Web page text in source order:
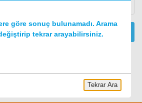
ARA
göre sonuç bulunamadı. Arama
tekrar arayabilirsiniz.
Tekrar Ara